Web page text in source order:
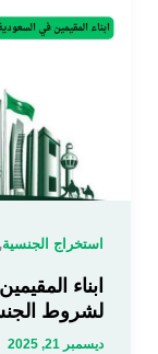
استخراج الجنسية
ابناء
لشروط
ديسمبر 21, 2025